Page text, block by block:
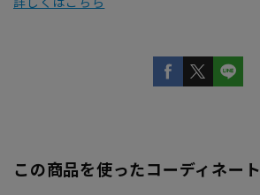
この商品を使ったコーディネート